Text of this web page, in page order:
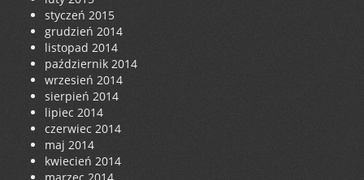
styczeń 2015
grudzień 2014
listopad 2014
październik 2014
wrzesień 2014
sierpień 2014
lipiec 2014
czerwiec 2014
maj 2014
kwiecień 2014